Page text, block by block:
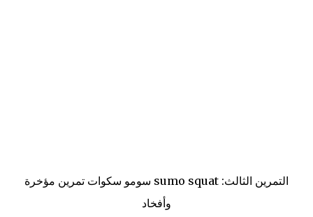
التمرين الثالث: sumo squat سومو سكوات تمرين مؤخرة
وأفخاد